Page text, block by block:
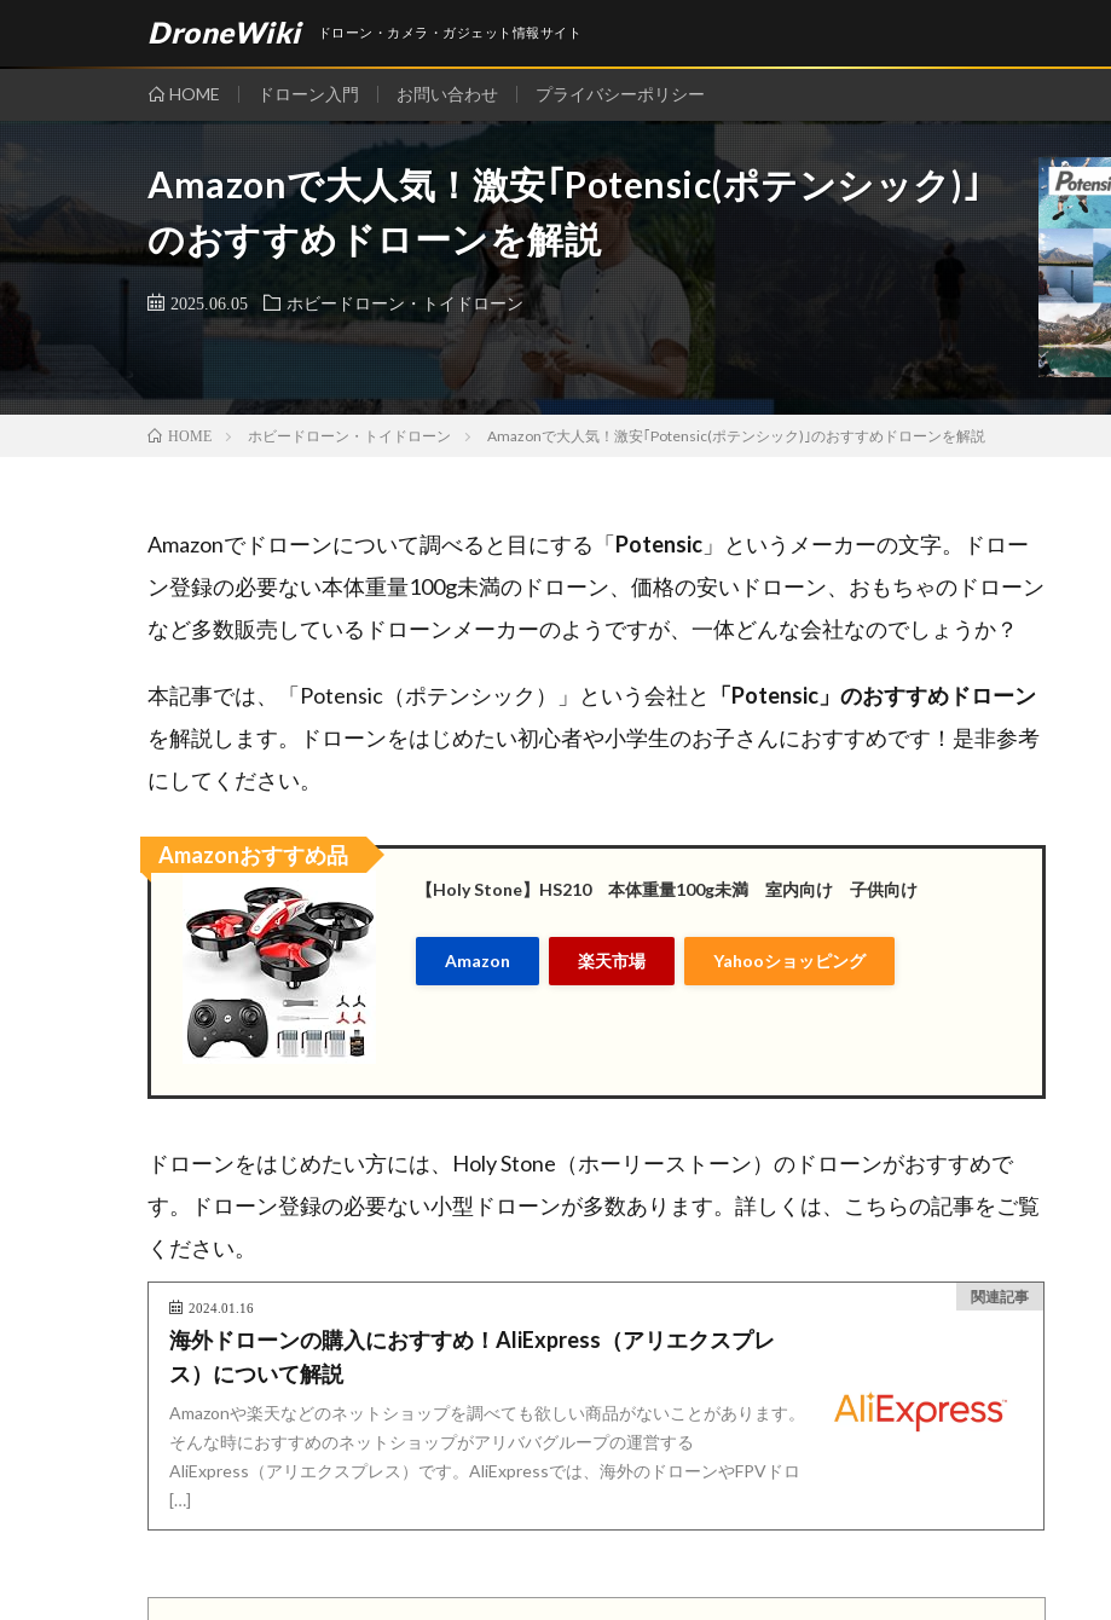
DroneWiki ドローン・カメラ・ガジェット情報サイト
HOME ドローン入門 お問い合わせ プライバシーポリシー
Amazonで大人気！激安｢Potensic(ポテンシック)｣
のおすすめドローンを解説
2025.06.05 ホビードローン・トイドローン
HOME ホビードローン・トイドローン Amazonで大人気！激安｢Potensic(ポテンシック)｣のおすすめドローンを解説
Amazonでドローンについて調べると目にする「Potensic 」というメーカーの文字。ドロー
ン登録の必要ない本体重量100g未満のドローン、価格の安いドローン、おもちゃのドローン
など多数販売しているドローンメーカーのようですが、一体どんな会社なのでしょうか？
本記事では、「Potensic（ポテンシック）」という会社と 「Potensic 」のおすすめドローン
を解説します。ドローンをはじめたい初心者や小学生のお子さんにおすすめです！是非参考
にしてください。
【Holy Stone】HS210 本体重量100g未満 室内向け 子供向け
Amazon 楽天市場 Yahooショッピング
Amazonおすすめ品
ドローンをはじめたい方には、Holy Stone（ホーリーストーン）のドローンがおすすめで
す。ドローン登録の必要ない小型ドローンが多数あります。詳しくは、こちらの記事をご覧
ください。
関連記事
2024.01.16
海外ドローンの購入におすすめ！AliExpress（アリエクスプレ
ス）について解説
Amazonや楽天などのネットショップを調べても欲しい商品がないことがあります。
そんな時におすすめのネットショップがアリババグループの運営する
AliExpress（アリエクスプレス）です。AliExpressでは、海外のドローンやFPVドロ
[…]